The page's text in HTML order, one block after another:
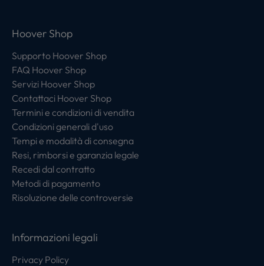
Hoover Shop
Supporto Hoover Shop
FAQ Hoover Shop
Servizi Hoover Shop
Contattaci Hoover Shop
Termini e condizioni di vendita
Condizioni generali d'uso
Tempi e modalità di consegna
Resi, rimborsi e garanzia legale
Recedi dal contratto
Metodi di pagamento
Risoluzione delle controversie
Informazioni legali
Privacy Policy